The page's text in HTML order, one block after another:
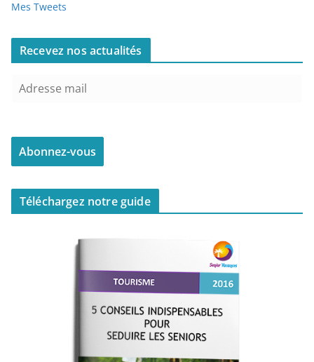
Mes Tweets
Recevez nos actualités
Téléchargez notre guide